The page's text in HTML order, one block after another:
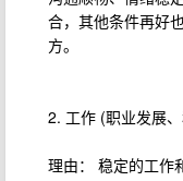
合，其他条件再好
方。
2. 工作 (职业发展
理由： 稳定的工作